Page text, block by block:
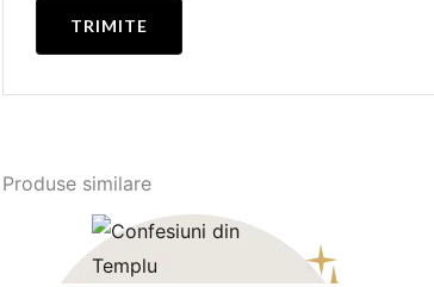
Produse similare